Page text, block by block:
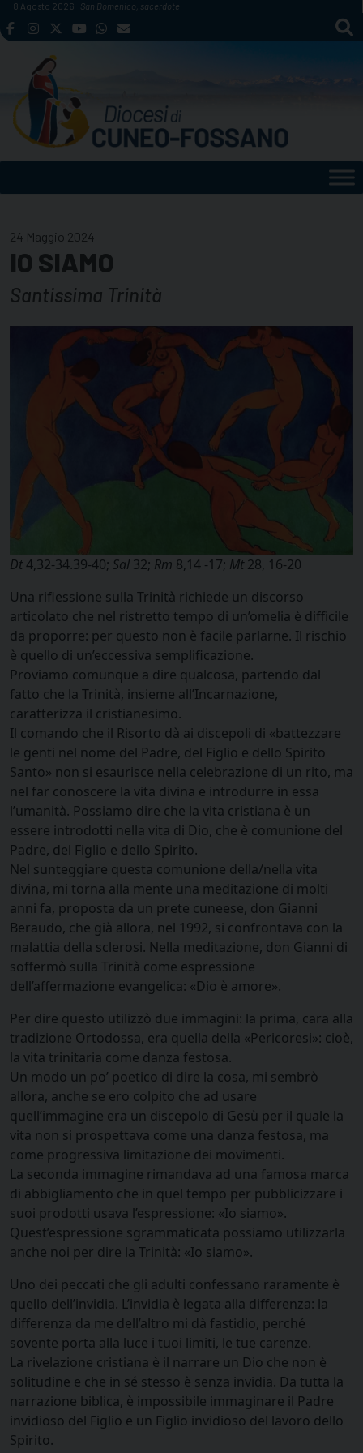
Skip
to
8 Agosto 2026 San Domenico, sacerdote
24 Maggio 2024
IO SIAMO
Santissima Trinità
Dt4,32-34.39-40; Sal 32; Rm 8,14 -17; Mt28, 16-20
Una riflessione sulla Trinità richiede un discorso
articolato che nel ristretto tempo di un’omelia è difficile
da proporre: per questo non è facile parlarne. Il rischio
è quello di un’eccessiva semplificazione.
Proviamo comunque a dire qualcosa, partendo dal
fatto che la Trinità, insieme all’Incarnazione,
caratterizza il cristianesimo.
Il comando che il Risorto dà ai discepoli di «battezzare
le genti nel nome del Padre, del Figlio e dello Spirito
Santo» non si esaurisce nella celebrazione di un rito, ma
nel far conoscere la vita divina e introdurre in essa
l’umanità. Possiamo dire che la vita cristiana è un
essere introdotti nella vita di Dio, che è comunione del
Padre, del Figlio e dello Spirito.
Nel sunteggiare questa comunione della/nella vita
divina, mi torna alla mente una meditazione di molti
anni fa, proposta da un prete cuneese, don Gianni
Beraudo, che già allora, nel 1992, si confrontava con la
malattia della sclerosi. Nella meditazione, don Gianni di
soffermò sulla Trinità come espressione
dell’affermazione evangelica: «Dio è amore».
Per dire questo utilizzò due immagini: la prima, cara alla
tradizione Ortodossa, era quella della «Pericoresi»: cioè,
la vita trinitaria come danza festosa.
Un modo un po’ poetico di dire la cosa, mi sembrò
allora, anche se ero colpito che ad usare
quell’immagine era un discepolo di Gesù per il quale la
vita non si prospettava come una danza festosa, ma
come progressiva limitazione dei movimenti.
La seconda immagine rimandava ad una famosa marca
di abbigliamento che in quel tempo per pubblicizzare i
suoi prodotti usava l’espressione: «Io siamo».
Quest’espressione sgrammaticata possiamo utilizzarla
anche noi per dire la Trinità: «Io siamo».
Uno dei peccati che gli adulti confessano raramente è
quello dell’invidia. L’invidia è legata alla differenza: la
differenza da me dell’altro mi dà fastidio, perché
sovente porta alla luce i tuoi limiti, le tue carenze.
La rivelazione cristiana è il narrare un Dio che non è
solitudine e che in sé stesso è senza invidia. Da tutta la
narrazione biblica, è impossibile immaginare il Padre
invidioso del Figlio e un Figlio invidioso del lavoro dello
Spirito.